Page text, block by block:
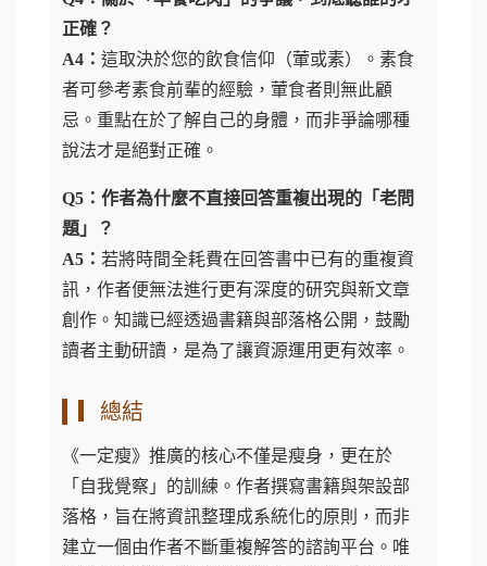
正確？
A4： 這取決於您的飲食信仰（葷或素）。素食
者可參考素食前輩的經驗，葷食者則無此顧
忌。重點在於了解自己的身體，而非爭論哪種
說法才是絕對正確。
Q5：作者為什麼不直接回答重複出現的「老問
題」？
A5： 若將時間全耗費在回答書中已有的重複資
訊，作者便無法進行更有深度的研究與新文章
創作。知識已經透過書籍與部落格公開，鼓勵
讀者主動研讀，是為了讓資源運用更有效率。
▎總結
《一定瘦》推廣的核心不僅是瘦身，更在於
「自我覺察」的訓練。作者撰寫書籍與架設部
落格，旨在將資訊整理成系統化的原則，而非
建立一個由作者不斷重複解答的諮詢平台。唯